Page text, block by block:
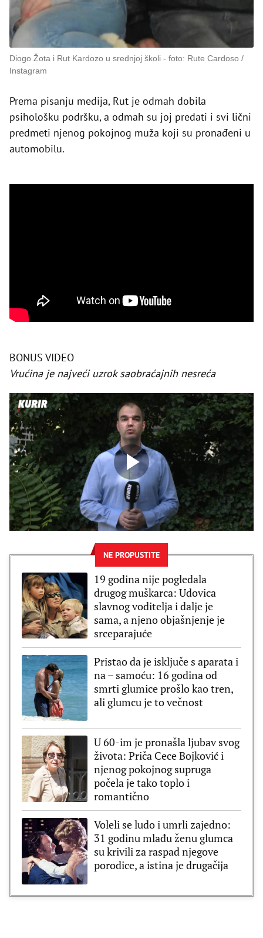
Diogo Žota i Rut Kardozo u srednjoj školi
foto: Rute Cardoso /
Instagram
Prema pisanju medija, Rut je odmah dobila
psihološku podršku, a odmah su joj predati i svi lični
predmeti njenog pokojnog muža koji su pronađeni u
automobilu.
BONUS VIDEO
Vrućina je najveći uzrok saobraćajnih nesreća
NE PROPUSTITE
19 godina nije pogledala
drugog muškarca: Udovica
slavnog voditelja i dalje je
sama, a njeno objašnjenje je
srceparajuće
Pristao da je isključe s aparata i
na – samoću: 16 godina od
smrti glumice prošlo kao tren,
ali glumcu je to večnost
U 60-im je pronašla ljubav svog
života: Priča Cece Bojković i
njenog pokojnog supruga
počela je tako toplo i
romantično
Voleli se ludo i umrli zajedno:
31 godinu mlađu ženu glumca
su krivili za raspad njegove
porodice, a istina je drugačija